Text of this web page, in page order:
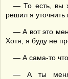
— То есть, вы
решил я уточнить
— А вот это
Хотя, я буду не
— А сама-то
— А ты меня